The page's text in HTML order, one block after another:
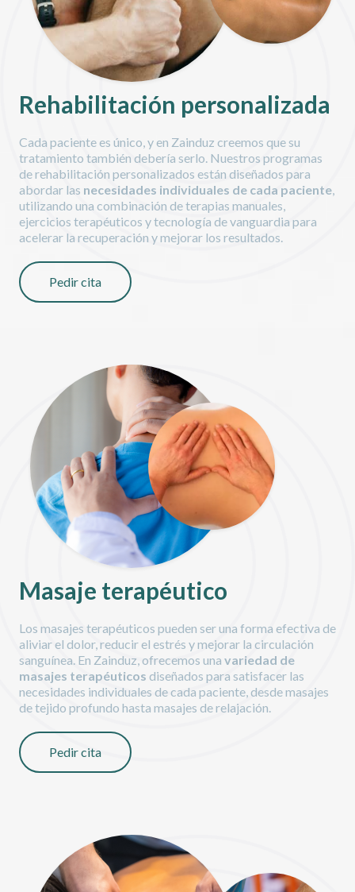
Rehabilitación personalizada
Cada paciente es único, y en Zainduz creemos que su
tratamiento también debería serlo. Nuestros programas
de rehabilitación personalizados están diseñados para
abordar las necesidades individuales de cada paciente,
utilizando una combinación de terapias manuales,
ejercicios terapéuticos y tecnología de vanguardia para
acelerar la recuperación y mejorar los resultados.
Pedir cita
Masaje terapéutico
Los masajes terapéuticos pueden ser una forma efectiva de
aliviar el dolor, reducir el estrés y mejorar la circulación
sanguínea. En Zainduz, ofrecemos una variedad de
masajes terapéuticos diseñados para satisfacer las
necesidades individuales de cada paciente, desde masajes
de tejido profundo hasta masajes de relajación.
Pedir cita